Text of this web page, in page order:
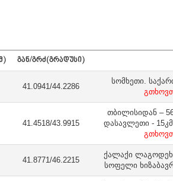
ᲒᲐᲜ/ᲒᲠᲫ(ᲒᲠᲐᲓᲣᲡᲘ)
41.0941/44.2286
სომხეთი.
41.4518/43.9915
თბილისიდან –
დასავლეთი -
41.8771/46.2215
ქალაქი
სოფელი